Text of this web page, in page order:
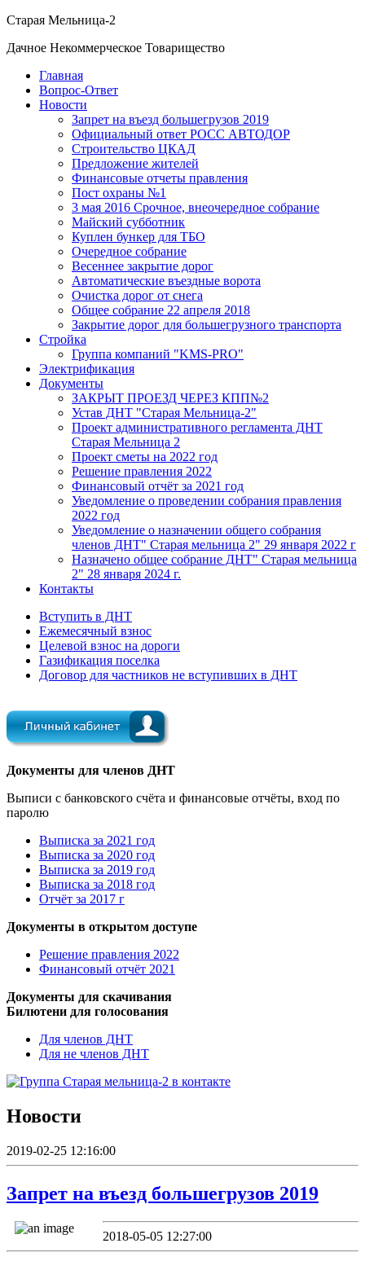
Старая Мельница-2
Дачное Некоммерческое Товарищество
Главная
Вопрос-Ответ
Новости
Запрет на въезд большегрузов 2019
Официальный ответ РОСС АВТОДОР
Строительство ЦКАД
Предложение жителей
Финансовые отчеты правления
Пост охраны №1
3 мая 2016 Срочное, внеочередное собрание
Майский субботник
Куплен бункер для ТБО
Очередное собрание
Весеннее закрытие дорог
Автоматические въездные ворота
Очистка дорог от снега
Общее собрание 22 апреля 2018
Закрытие дорог для большегрузного транспорта
Стройка
Группа компаний "KMS-PRO"
Электрификация
Документы
ЗАКРЫТ ПРОЕЗД ЧЕРЕЗ КПП№2
Устав ДНТ "Старая Мельница-2"
Проект административного регламента ДНТ
Старая Мельница 2
Проект сметы на 2022 год
Решение правления 2022
Финансовый отчёт за 2021 год
Уведомление о проведении собрания правления
2022 год
Уведомление о назначении общего собрания
членов ДНТ" Старая мельница 2" 29 января 2022 г
Назначено общее собрание ДНТ" Старая мельница
2" 28 января 2024 г.
Контакты
Вступить в ДНТ
Ежемесячный взнос
Целевой взнос на дороги
Газификация поселка
Договор для частников не вступивших в ДНТ
Документы для членов ДНТ
Выписи с банковского счёта и финансовые отчёты, вход по
паролю
Выписка за 2021 год
Выписка за 2020 год
Выписка за 2019 год
Выписка за 2018 год
Отчёт за 2017 г
Документы в открытом доступе
Решение правления 2022
Финансовый отчёт 2021
Документы для скачивания
Билютени для голосования
Для членов ДНТ
Для не членов ДНТ
Новости
2019-02-25 12:16:00
Запрет на въезд большегрузов 2019
2018-05-05 12:27:00